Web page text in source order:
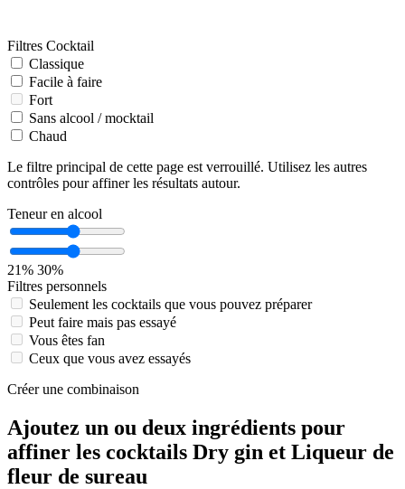
Filtres Cocktail
Classique
Facile à faire
Fort
Sans alcool / mocktail
Chaud
Le filtre principal de cette page est verrouillé. Utilisez les autres
contrôles pour affiner les résultats autour.
Teneur en alcool
21% 30%
Filtres personnels
Seulement les cocktails que vous pouvez préparer
Peut faire mais pas essayé
Vous êtes fan
Ceux que vous avez essayés
Créer une combinaison
Ajoutez un ou deux ingrédients pour
affiner les cocktails Dry gin et Liqueur de
fleur de sureau